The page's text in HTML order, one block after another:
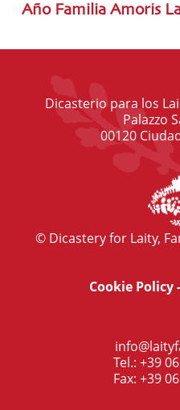
Año Familia Amoris
Dicasterio para los
Palazzo
00120
© Dicastery for Laity,
Cookie Policy-
Tel.: +39
Fax: +39